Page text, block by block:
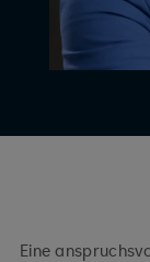
Eine